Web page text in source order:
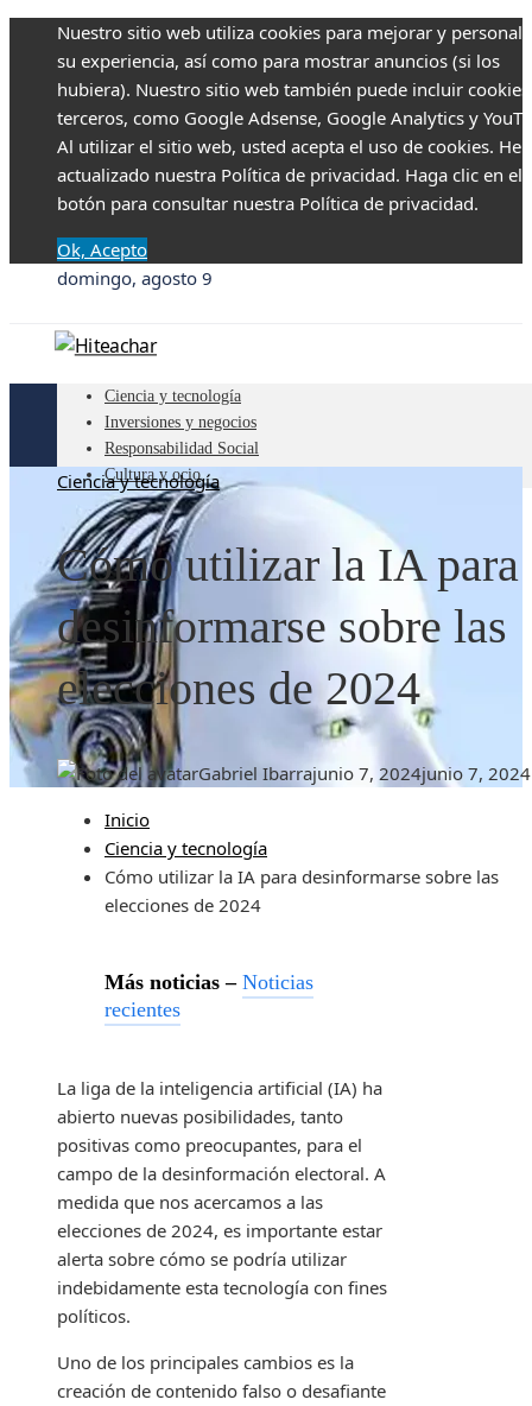
Nuestro sitio web utiliza cookies para mejorar y
su experiencia, así como para mostrar anuncios (si los
hubiera). Nuestro sitio web también puede incluir
terceros, como Google Adsense, Google Analytics y
Al utilizar el sitio web, usted acepta el uso de cookies.
actualizado nuestra Política de privacidad. Haga clic en el
botón para consultar nuestra Política de privacidad.
Ok, Acepto
domingo, agosto 9
Ciencia y tecnología
Inversiones y negocios
Responsabilidad Social
Cultura y ocio
Ciencia y tecnología
Cómo utilizar la IA para
desinformarse sobre las
elecciones de 2024
Gabriel Ibarrajunio 7, 2024junio 7, 2024
Inicio
Ciencia y tecnología
Cómo utilizar la IA para desinformarse sobre las
elecciones de 2024
Más noticias – Noticias
recientes
La liga de la inteligencia artificial (IA) ha
abierto nuevas posibilidades, tanto
positivas como preocupantes, para el
campo de la desinformación electoral. A
medida que nos acercamos a las
elecciones de 2024, es importante estar
alerta sobre cómo se podría utilizar
indebidamente esta tecnología con fines
políticos.
Uno de los principales cambios es la
creación de contenido falso o desafiante